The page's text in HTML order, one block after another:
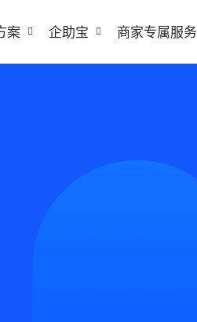
案 企助宝 商家专属服务